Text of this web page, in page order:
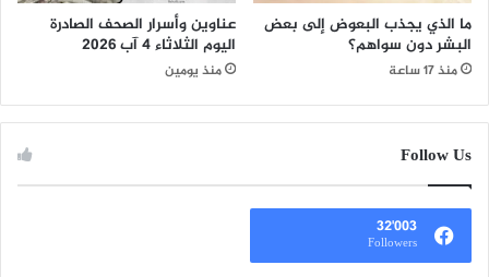
ما الذي يجذب البعوض إلى بعض
البشر دون سواهم؟
منذ 17 ساعة
عناوين وأسرار الصحف الصادرة
اليوم الثلاثاء 4 آب 2026
منذ يومين
Follow Us
32٬003
Followers